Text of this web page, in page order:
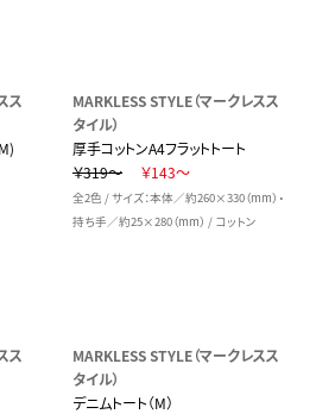
ス
MARKLESS STYLE（マークレスス
タイル）
厚手コットンA4フラットトート
￥319～
￥143～
全2色 / サイズ：本体／約260×330（mm）・
持ち手／約25×280（mm） / コットン
ス
MARKLESS STYLE（マークレスス
タイル）
デニムトート（M）